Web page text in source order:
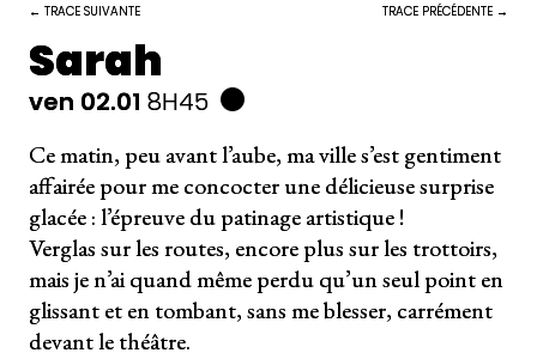
← TRACE SUIVANTE TRACE PRÉCÉDENTE →
Sarah
ven 02.01 8H45
Ce matin, peu avant l’aube, ma ville s’est gentiment
affairée pour me concocter une délicieuse surprise
glacée : l’épreuve du patinage artistique !
Verglas sur les routes, encore plus sur les trottoirs,
mais je n’ai quand même perdu qu’un seul point en
glissant et en tombant, sans me blesser, carrément
devant le théâtre.